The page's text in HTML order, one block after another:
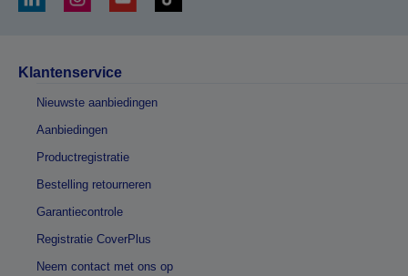
Klantenservice
Nieuwste aanbiedingen
Aanbiedingen
Productregistratie
Bestelling retourneren
Garantiecontrole
Registratie CoverPlus
Neem contact met ons op